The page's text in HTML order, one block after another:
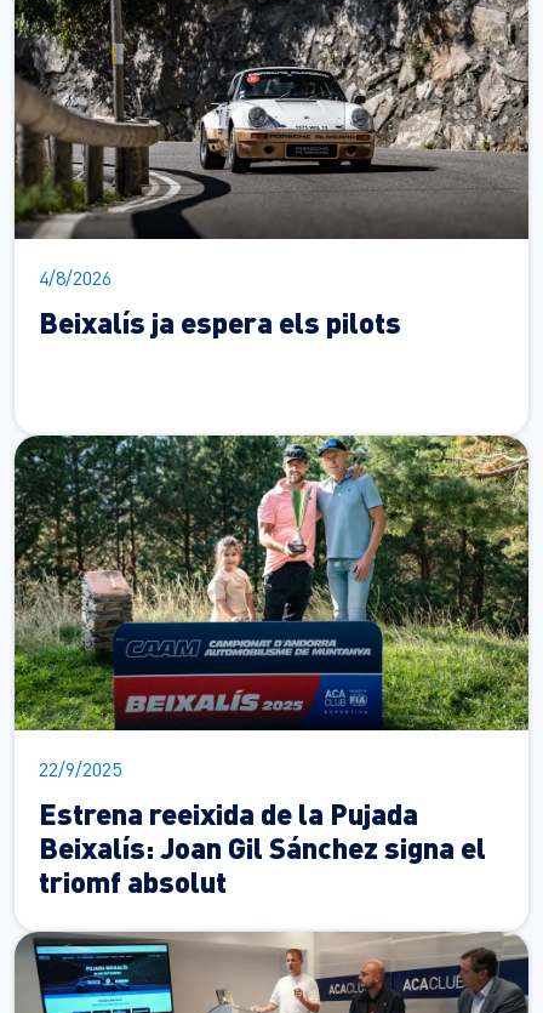
4/8/2026
Beixalís ja espera els pilots
22/9/2025
Estrena reeixida de la Pujada
Beixalís: Joan Gil Sánchez signa el
triomf absolut